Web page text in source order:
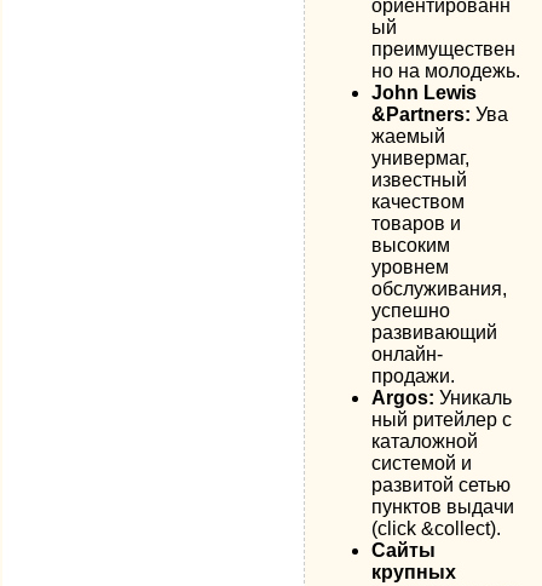
ориентированн
ый
преимуществен
но на молодежь.
John Lewis
&Partners: Ува
жаемый
универмаг,
известный
качеством
товаров и
высоким
уровнем
обслуживания,
успешно
развивающий
онлайн-
продажи.
Argos: Уникаль
ный ритейлер с
каталожной
системой и
развитой сетью
пунктов выдачи
(click &collect).
Сайты
крупных